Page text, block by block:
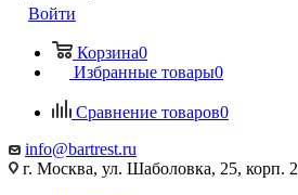
Войти
Корзина0
Избранные товары0
Сравнение товаров0
info@bartrest.ru
г. Москва, ул. Шаболовка, 25, корп. 2